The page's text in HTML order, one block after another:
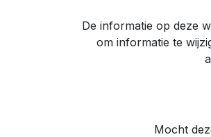
De informatie op deze
om informatie te
Mocht